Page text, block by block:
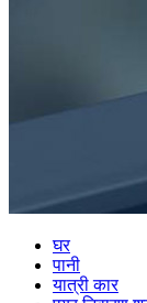
घर
पानी
यात्री कार